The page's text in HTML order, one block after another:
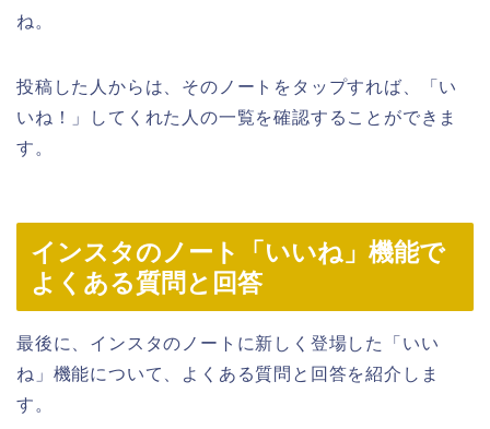
ね。
投稿した人からは、そのノートをタップすれば、「い
いね！」してくれた人の一覧を確認することができま
す。
インスタのノート「いいね」機能で
よくある質問と回答
最後に、インスタのノートに新しく登場した「いい
ね」機能について、よくある質問と回答を紹介しま
す。